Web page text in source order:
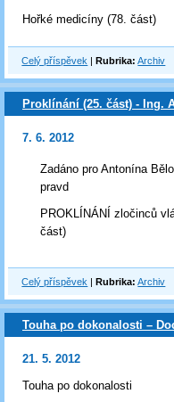
Hořké medicíny (78. část)
Celý příspěvek |Rubrika: Archiv
Proklínání (25. část) - Ing.
7. 6. 2012
Zadáno pro Antonína
pravd
PROKLÍNÁNÍ zločinců
část)
Celý příspěvek |Rubrika: Archiv
Touha po dokonalosti –
21. 5. 2012
Touha po dokonalosti